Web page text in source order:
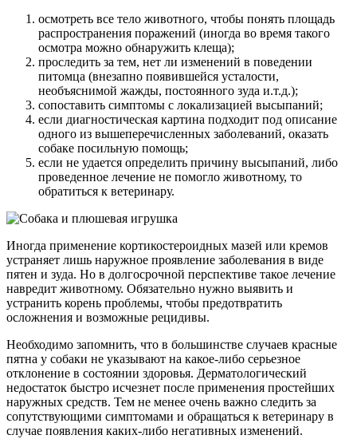
осмотреть все тело животного, чтобы понять площадь
распространения поражений (иногда во время такого
осмотра можно обнаружить клеща);
проследить за тем, нет ли изменений в поведении
питомца (внезапно появившейся усталости,
необъяснимой жажды, постоянного зуда и.т.д.);
сопоставить симптомы с локализацией высыпаний;
если диагностическая картина подходит под описание
одного из вышеперечисленных заболеваний, оказать
собаке посильную помощь;
если не удается определить причину высыпаний, либо
проведенное лечение не помогло животному, то
обратиться к ветеринару.
Иногда применение кортикостероидных мазей или кремов
устраняет лишь наружное проявление заболевания в виде
пятен и зуда. Но в долгосрочной перспективе такое лечение
навредит животному. Обязательно нужно выявить и
устранить корень проблемы, чтобы предотвратить
осложнения и возможные рецидивы.
Необходимо запомнить, что в большинстве случаев красные
пятна у собаки не указывают на какое-либо серьезное
отклонение в состоянии здоровья. Дерматологический
недостаток быстро исчезнет после применения простейших
наружных средств. Тем не менее очень важно следить за
сопутствующими симптомами и обращаться к ветеринару в
случае появления каких-либо негативных изменений.